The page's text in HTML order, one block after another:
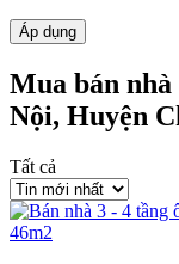
Áp dụng
Mua bán
Nội, Huyện
Tất cả